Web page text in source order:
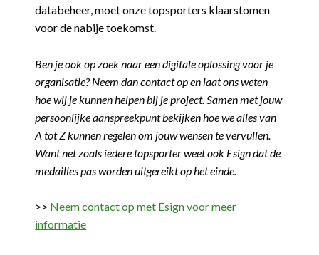
databeheer, moet onze topsporters klaarstomen
voor de nabije toekomst.
Ben je ook op zoek naar een digitale oplossing voor je
organisatie? Neem dan contact op en laat ons weten
hoe wij je kunnen helpen bij je project. Samen met jouw
persoonlijke aanspreekpunt bekijken hoe we alles van
A tot Z kunnen regelen om jouw wensen te vervullen.
Want net zoals iedere topsporter weet ook Esign dat de
medailles pas worden uitgereikt op het einde.
>> Neem contact op met Esign voor meer
informatie